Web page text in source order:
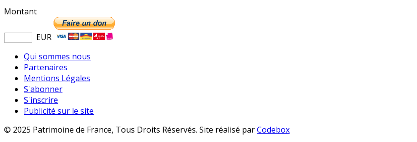
Montant
EUR
Qui sommes nous
Partenaires
Mentions Légales
S'abonner
S'inscrire
Publicité sur le site
© 2025 Patrimoine de France, Tous Droits Réservés. Site réalisé parCodebox